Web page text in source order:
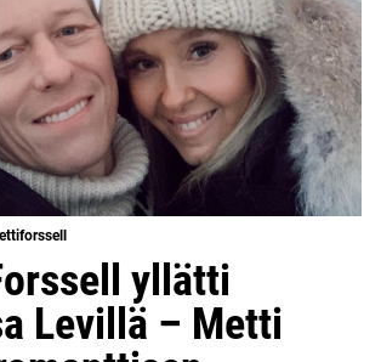
yllätti
Levillä – Metti